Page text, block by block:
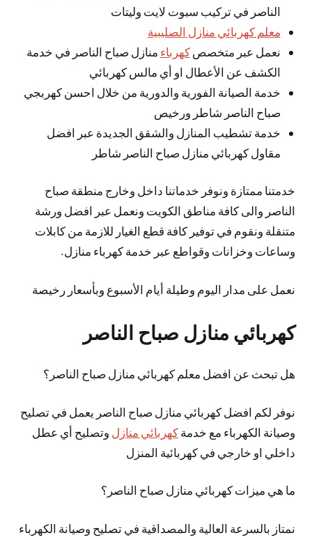
الناصر في تركيب سبوت لايت وليتات
معلم كهربائي منازل الصليبية
نعمل عبر متخصصكهرباء منازل صباح الناصر في خدمة
الكشف عن الأعطال او أي مالس كهربائي
خدمة الصيانة الفورية والدورية من خلال احسن كهربجي
صباح الناصر شاطر ورخيص
خدمة تشطيب المنازل والشقق الجديدة عبر افضل
مقاول كهربائي منازل صباح الناصر شاطر
خدمتنا ممتازة ونوفر خدماتنا داخل وخارج منطقة صباح
الناصر والى كافة مناطق الكويت ونعمل عبر افضل ورشة
متنقلة ونقوم في توفير كافة قطع الغيار للازمة من كابلات
وساعات وخزانات وقواطع عبر خدمة كهرباء منازل.
نعمل على مدار اليوم وطيلة أيام الأسبوع وبأسعار رخيصة
كهربائي منازل صباح الناصر
هل تبحث عن افضل معلم كهربائي منازل صباح الناصر؟
نوفر لكم افضل كهربائي منازل صباح الناصر يعمل في تصليح
وصيانة الكهرباء مع خدمة كهربائي منازل وتصليح أي عطل
داخلي او خارجي في كهربائية المنزل
ما هي ميزات كهربائي منازل صباح الناصر؟
نمتاز بالسرعة العالية والمصداقية في تصليح وصيانة الكهرباء